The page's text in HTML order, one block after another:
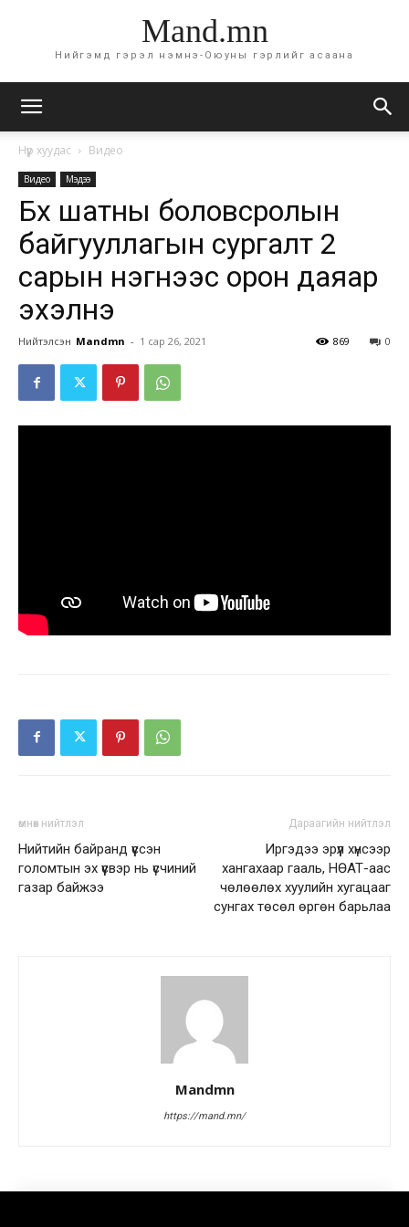
Mand.mn
Нийгэмд гэрэл нэмнэ-Оюуны гэрлийг асаана
Нүүр хуудас Видео
Видео Мэдээ
Бүх шатны боловсролын
байгууллагын сургалт 2
сарын нэгнээс орон даяар
эхэлнэ
Нийтэлсэн Mandmn - 1 сар 26, 2021 0
869
өмнөх нийтлэл
Нийтийн байранд үүссэн
голомтын эх үүсвэр нь үсчиний
газар байжээ
Дараагийн нийтлэл
Иргэдээ эрүүл хүнсээр
хангахаар гааль, НӨАТ-аас
чөлөөлөх хуулийн хугацааг
сунгах төсөл өргөн барьлаа
Mandmn
https://mand.mn/